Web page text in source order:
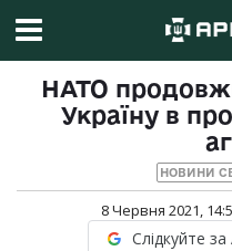
НАТО
Україну в
НОВИНИ
8 Червня 2021,
Слідкуйте